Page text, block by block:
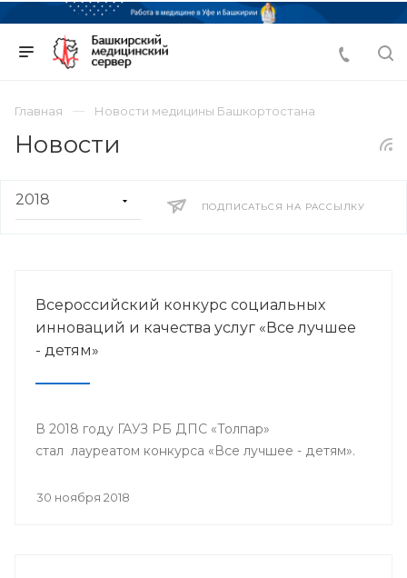
Главная Новости медицины Башкортостана
Новости
ПОДПИСАТЬСЯ НА РАССЫЛКУ
Всероссийский конкурс социальных
инноваций и качества услуг «Все лучшее
- детям»
В 2018 году ГАУЗ РБ ДПС «Толпар»
стал лауреатом конкурса «Все лучшее - детям».
30 ноября 2018